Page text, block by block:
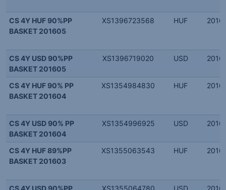
CS 4Y HUF 90%PP
BASKET 201605
XS1396723568 HUF
CS 4Y USD 90%PP
BASKET 201605
XS1396719020 USD
CS 4Y HUF 90% PP
BASKET 201604
XS1354984830 HUF
CS 4Y USD 90% PP
BASKET 201604
XS1354996925 USD
CS 4Y HUF 89%PP
BASKET 201603
XS1355063543 HUF
CS 4Y USD 90%PP
XS1355064780 USD